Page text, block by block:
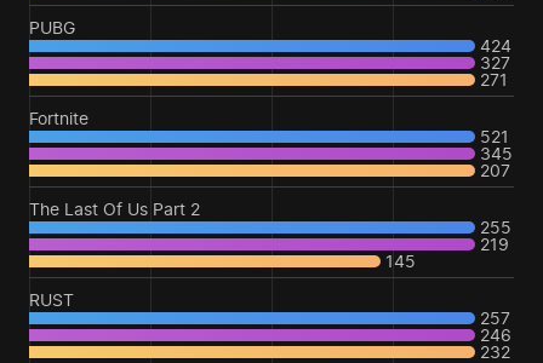
PUBG
424
327
271
Fortnite
521
345
207
The Last Of Us Part 2
255
219
145
RUST
257
246
232